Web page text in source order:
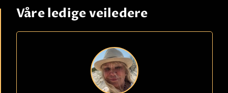
Våre ledige veiledere